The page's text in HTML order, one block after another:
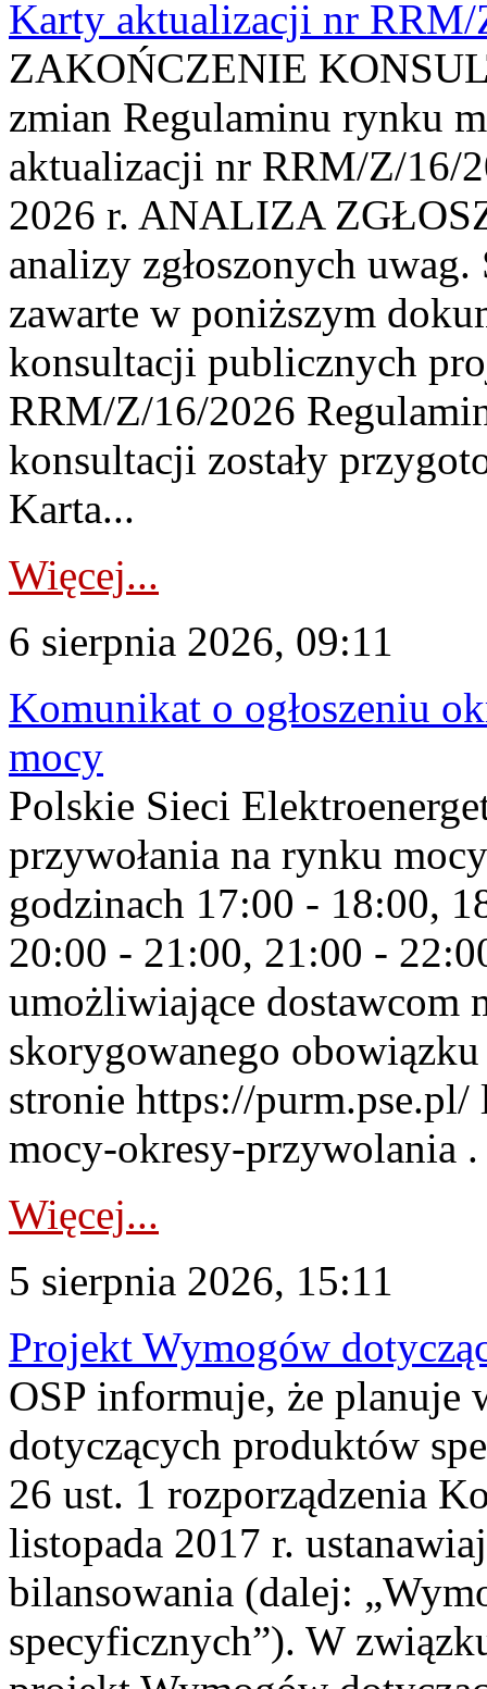
Karty aktualizacji nr
ZAKOŃCZENIE
zmian Regulaminu rynku
aktualizacji nr RRM/Z/16/
2026 r. ANALIZA
analizy zgłoszonych
zawarte w poniższym
konsultacji publicznych
RRM/Z/16/2026
konsultacji zostały
Karta...
Więcej...
6 sierpnia 2026, 09:11
Komunikat o ogłoszeniu
mocy
Polskie Sieci
przywołania na rynku
godzinach 17:00 - 18:00,
20:00 - 21:00, 21:00 -
umożliwiające dostawcom
skorygowanego
stronie https://
mocy-okresy-przywolania
Więcej...
5 sierpnia 2026, 15:11
Projekt Wymogów
OSP informuje, że planuje
dotyczących produktów
26 ust. 1 rozporządzenia
listopada 2017 r.
bilansowania (dalej:
specyficznych”). W